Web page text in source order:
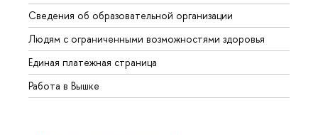
Сведения об образовательной организации
Людям с ограниченными возможностями здоровья
Единая платежная страница
Работа в Вышке